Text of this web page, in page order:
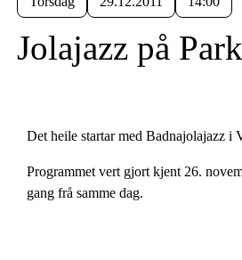
Jolajazz på
Det heile startar med Badnajolajazz i
Programmet vert gjort kjent 26.
gang frå samme dag.